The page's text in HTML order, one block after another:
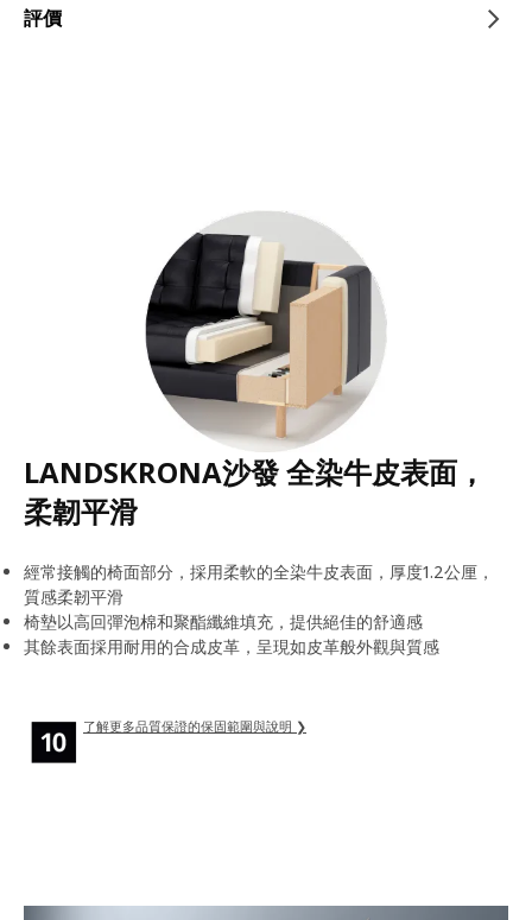
評價
LANDSKRONA沙發 全染牛皮表面，
柔韌平滑
經常接觸的椅面部分，採用柔軟的全染牛皮表面，厚度1.2公厘，
質感柔韌平滑
椅墊以高回彈泡棉和聚酯纖維填充，提供絕佳的舒適感
其餘表面採用耐用的合成皮革，呈現如皮革般外觀與質感
了解更多品質保證的保固範圍與說明 ❯